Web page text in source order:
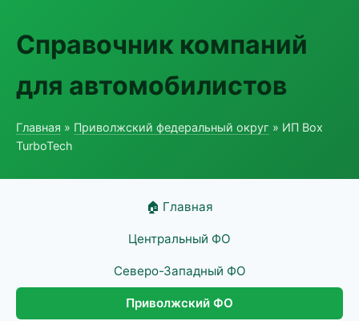
Справочник компаний
для автомобилистов
Главная » Приволжский федеральный округ » ИП Box
TurboTech
🏠 Главная
Центральный ФО
Северо-Западный ФО
Приволжский ФО